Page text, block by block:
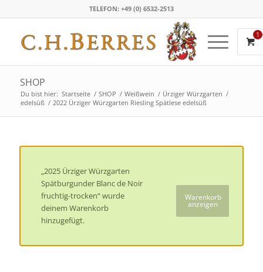
TELEFON: +49 (0) 6532-2513
1
SHOP
Du bist hier: Startseite / SHOP / Weißwein / Ürziger Würzgarten /
edelsüß / 2022 Ürziger Würzgarten Riesling Spätlese edelsüß
„2025 Ürziger Würzgarten
Spätburgunder Blanc de Noir
fruchtig-trocken“ wurde
deinem Warenkorb
hinzugefügt.
Warenkorb
anzeigen